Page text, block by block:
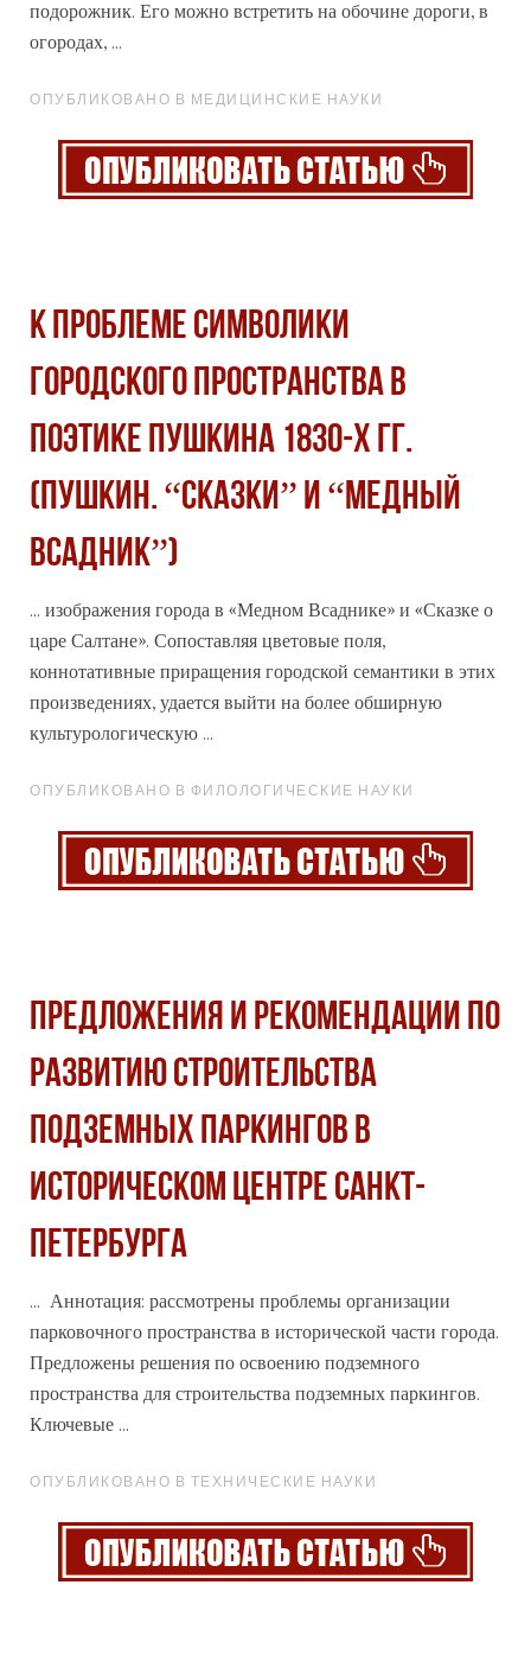
подорожник. Его можно встретить на обочине дороги, в
огородах, ...
ОПУБЛИКОВАНО В МЕДИЦИНСКИЕ НАУКИ
К ПРОБЛЕМЕ СИМВОЛИКИ
ГОРОДСКОГО ПРОСТРАНСТВА В
ПОЭТИКЕ ПУШКИНА 1830-Х ГГ.
(ПУШКИН. “СКАЗКИ” И “МЕДНЫЙ
ВСАДНИК”)
... изображения города в «Медном Всаднике» и «Сказке о
царе Салтане». Сопоставляя цветовые поля,
коннотативные приращения городской семантики в этих
произведениях, удается выйти на более обширную
культурологическую ...
ОПУБЛИКОВАНО В ФИЛОЛОГИЧЕСКИЕ НАУКИ
ПРЕДЛОЖЕНИЯ И РЕКОМЕНДАЦИИ ПО
РАЗВИТИЮ СТРОИТЕЛЬСТВА
ПОДЗЕМНЫХ ПАРКИНГОВ В
ИСТОРИЧЕСКОМ ЦЕНТРЕ САНКТ-
ПЕТЕРБУРГА
... Аннотация: рассмотрены проблемы организации
парковочного пространства в исторической части города.
Предложены решения по освоению подземного
пространства для строительства подземных паркингов.
Ключевые ...
ОПУБЛИКОВАНО В ТЕХНИЧЕСКИЕ НАУКИ